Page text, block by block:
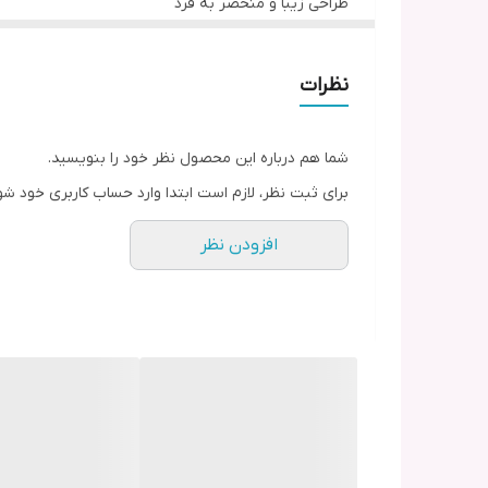
نظرات
شما هم درباره این محصول نظر خود را بنویسید.
برای ثبت نظر، لازم است ابتدا وارد حساب کاربری خود
افزودن نظر